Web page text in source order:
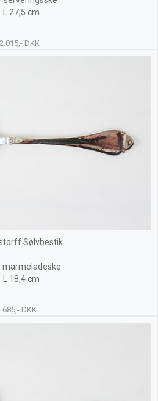
L 27,5 cm
2.015,- DKK
Sølvbestik
marmeladeske
L 18,4 cm
685,- DKK